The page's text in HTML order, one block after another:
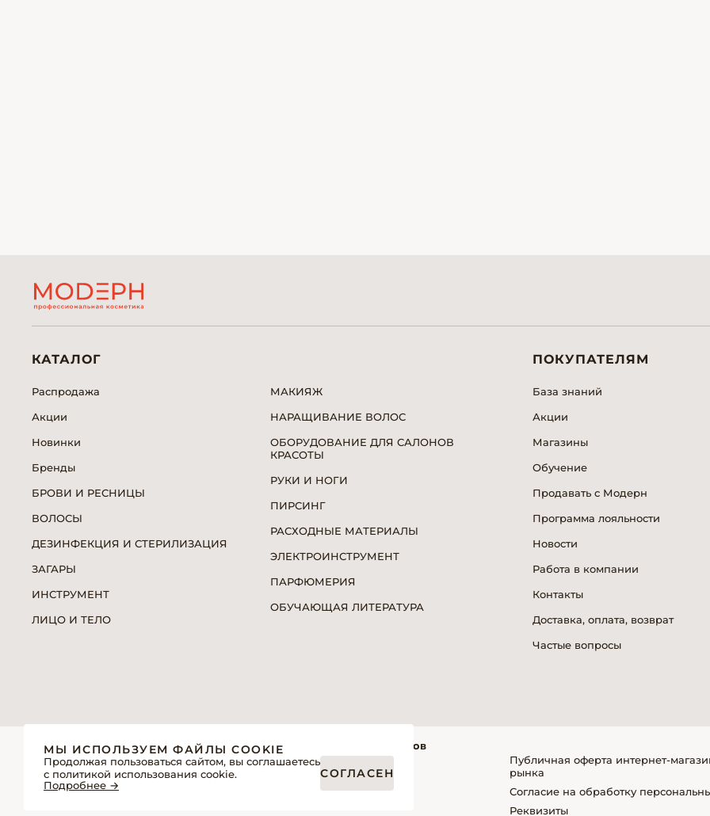
КАТАЛОГ
Распродажа
Акции
Новинки
Бренды
БРОВИ И РЕСНИЦЫ
ВОЛОСЫ
ДЕЗИНФЕКЦИЯ И СТЕРИЛИЗАЦИЯ
ЗАГАРЫ
ИНСТРУМЕНТ
ЛИЦО И ТЕЛО
МАКИЯЖ
НАРАЩИВАНИЕ ВОЛОС
ОБОРУДОВАНИЕ ДЛЯ САЛОНОВ
КРАСОТЫ
РУКИ И НОГИ
ПИРСИНГ
РАСХОДНЫЕ МАТЕРИАЛЫ
ЭЛЕКТРОИНСТРУМЕНТ
ПАРФЮМЕРИЯ
ОБУЧАЮЩАЯ ЛИТЕРАТУРА
ПОКУПАТЕЛЯМ
База знаний
Акции
Магазины
Обучение
Продавать с Модерн
Программа лояльности
Новости
Работа в компании
Контакты
Доставка, оплата, возврат
Частые вопросы
© 2026 «Модерн»— Косметика и оборудование для профессионалов
Политика обработки персональных данных
Пользовательское соглашение
Публичная оферта интернет-
рынка
Согласие на обработку
Реквизиты
МЫ ИСПОЛЬЗУЕМ ФАЙЛЫ COOKIE
Продолжая пользоваться сайтом, вы соглашаетесь
с политикой использования cookie.
Подробнее →
СОГЛАСЕН